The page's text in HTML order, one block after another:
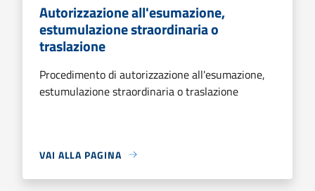
Autorizzazione all'esumazione,
estumulazione straordinaria o
traslazione
Procedimento di autorizzazione all'esumazione,
estumulazione straordinaria o traslazione
VAI ALLA PAGINA